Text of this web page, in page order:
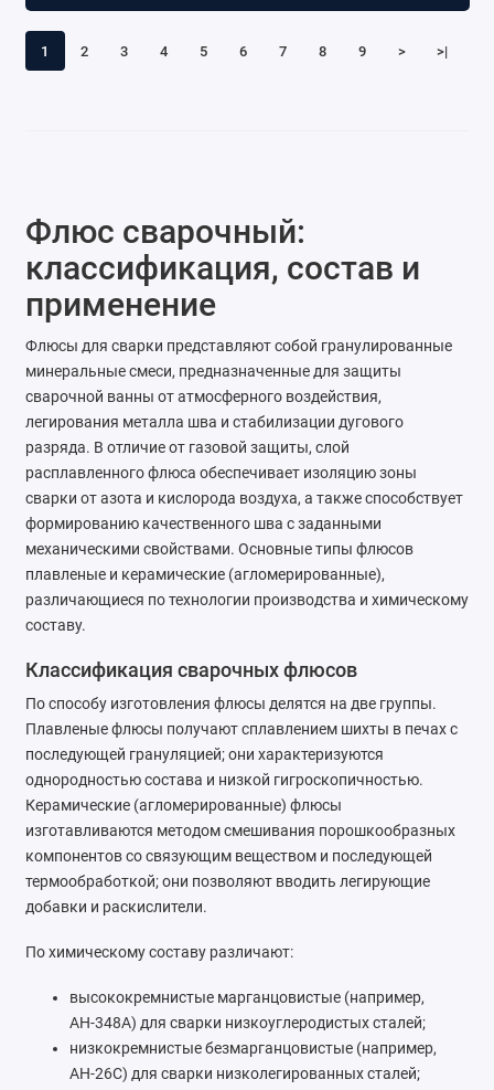
1 2 3 4 5 6 7 8 9 > >|
Флюс сварочный:
классификация, состав и
применение
Флюсы для сварки представляют собой гранулированные
минеральные смеси, предназначенные для защиты
сварочной ванны от атмосферного воздействия,
легирования металла шва и стабилизации дугового
разряда. В отличие от газовой защиты, слой
расплавленного флюса обеспечивает изоляцию зоны
сварки от азота и кислорода воздуха, а также способствует
формированию качественного шва с заданными
механическими свойствами. Основные типы флюсов
плавленые и керамические (агломерированные),
различающиеся по технологии производства и химическому
составу.
Классификация сварочных флюсов
По способу изготовления флюсы делятся на две группы.
Плавленые флюсы получают сплавлением шихты в печах с
последующей грануляцией; они характеризуются
однородностью состава и низкой гигроскопичностью.
Керамические (агломерированные) флюсы
изготавливаются методом смешивания порошкообразных
компонентов со связующим веществом и последующей
термообработкой; они позволяют вводить легирующие
добавки и раскислители.
По химическому составу различают:
высококремнистые марганцовистые (например,
АН-348А) для сварки низкоуглеродистых сталей;
низкокремнистые безмарганцовистые (например,
АН-26С) для сварки низколегированных сталей;